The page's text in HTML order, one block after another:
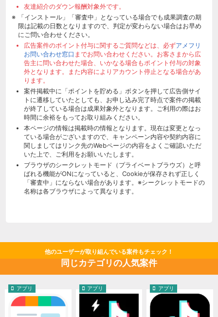
友達紹介のダウン報酬対象外です。
「インストール」「審査中」となっている場合でも成果調査の期
限は記載の日数となりますので、判定が変わらない場合はお早め
にご問い合わせください。
広告案件のポイント付与に関するご質問などは、必ずアメフリ
お問い合わせ窓口 までお問い合わせください。お客さまから広
告主に問い合わせた場合、いかなる場合もポイント付与の対象
外となります。また内容によりアカウント停止となる場合があ
ります。
案件掲載中に「ポイントを貯める」ボタンを押して広告側サイ
トに遷移していたとしても、お申し込み完了時点で案件の掲載
が終了している場合は成果対象外となります。ご利用の際はお
時間に余裕をもってお取り組みください。
本ページの情報は掲載時の情報となります。現在は変更となっ
ている場合がございますので、キャンペーン内容や契約内容に
関しましてはリンク先のWebページの内容をよくご確認いただ
いた上で、ご利用をお願いいたします。
ブラウザのシークレットモード（プライベートブラウズ）と呼
ばれる機能がONになっていると、Cookieが保存されず正しく
「審査中」にならない場合があります。※シークレットモードの
名称は各ブラウザによって異なります。
他のユーザーが取り組んでいる案件もチェック！
同じカテゴリの人気案件
アプリ アプリ アプリ